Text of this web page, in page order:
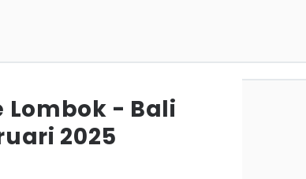
Lombok - Bali
2025